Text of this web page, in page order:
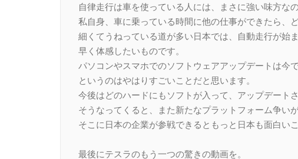
自律走行は車を使っている人には、まさに強い味方な
私自身、車に乗っている時間に他の仕事ができたら、
細くてうねっている道が多い日本では、自動走行が始
早く体感したいものです。
パソコンやスマホでのソフトウェアアップデートは今
というのはやはりすごいことだと思います。
今後はどのハードにもソフトが入って、アップデート
そうなってくると、また新たなプラットフォーム争いが
そこに日本の企業が参戦できるともっと日本も面白い
最後にテスラのもう一つの驚きの動画を。